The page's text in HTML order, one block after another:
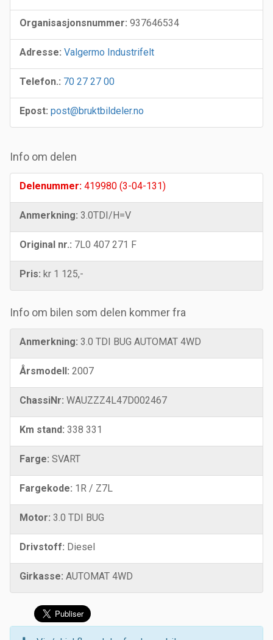
Organisasjonsnummer: 937646534
Adresse: Valgermo Industrifelt
Telefon.: 70 27 27 00
Epost: post@bruktbildeler.no
Info om delen
Delenummer: 419980 (3-04-131)
Anmerkning: 3.0TDI/H=V
Original nr.: 7L0 407 271 F
Pris: kr 1 125,-
Info om bilen som delen kommer fra
Anmerkning: 3.0 TDI BUG AUTOMAT 4WD
Årsmodell: 2007
ChassiNr: WAUZZZ4L47D002467
Km stand: 338 331
Farge: SVART
Fargekode: 1R / Z7L
Motor: 3.0 TDI BUG
Drivstoff: Diesel
Girkasse: AUTOMAT 4WD